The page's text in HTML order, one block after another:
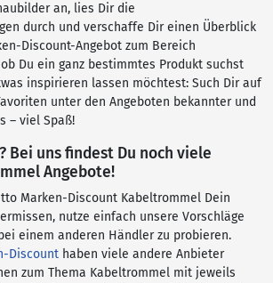
an, lies Dir die
durch und verschaffe Dir einen Überblick
Discount-Angebot zum Bereich
Du ein ganz bestimmtes Produkt suchst
inspirieren lassen möchtest: Such Dir auf
unter den Angeboten bekannter und
– viel Spaß!
Bei uns findest Du noch viele
Angebote!
Marken-Discount Kabeltrommel Dein
nutze einfach unsere Vorschläge
einem anderen Händler zu probieren.
Discount haben viele andere Anbieter
zum Thema Kabeltrommel mit jeweils